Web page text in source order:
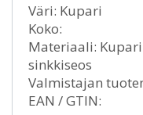
Väri: Kupari
Koko:
Materiaali:
sinkkiseos
Valmistajan
EAN / GTIN: